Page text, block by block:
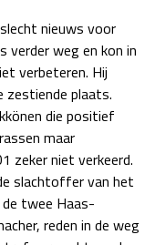
27 - 29 nov
za 19:00 - 20:00
zo 17:00 - 19:00
nieuws voor
verder weg en kon in
verbeteren. Hij
zestiende plaats.
die positief
maar
zeker niet verkeerd.
slachtoffer van het
twee Haas-
reden in de weg